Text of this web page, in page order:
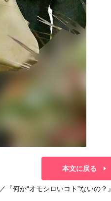
本文に戻る
何か“オモシロいコト”ないの？』